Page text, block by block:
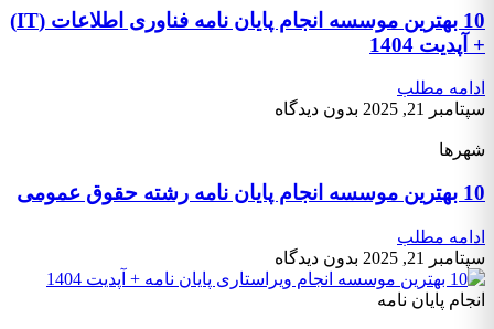
10 بهترین موسسه انجام پایان نامه فناوری اطلاعات (IT)
+ آپدیت 1404
ادامه مطلب
سپتامبر 21, 2025
بدون دیدگاه
شهرها
10 بهترین موسسه انجام پایان نامه رشته حقوق عمومی
ادامه مطلب
سپتامبر 21, 2025
بدون دیدگاه
انجام پایان نامه